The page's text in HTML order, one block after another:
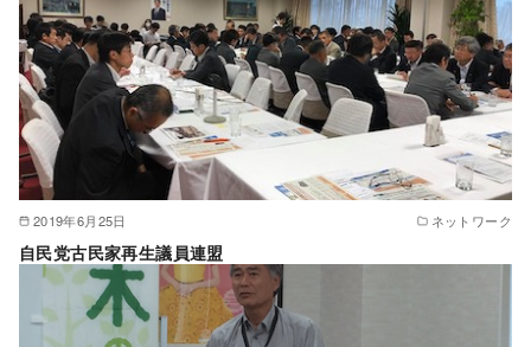
2019年6月25日 ネットワーク
自民党古民家再生議員連盟